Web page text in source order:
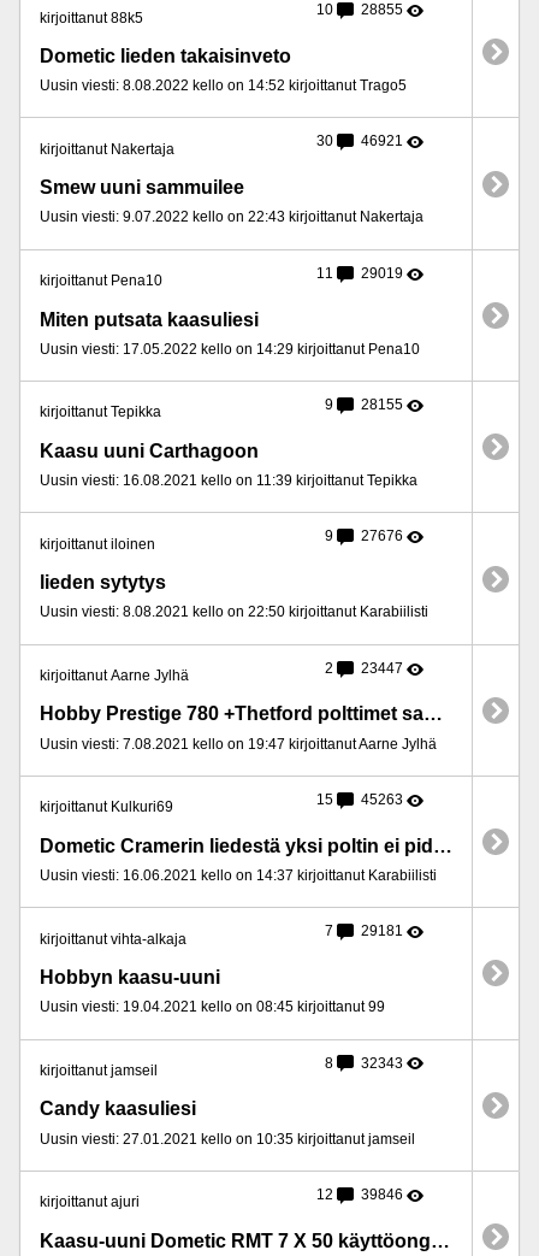
kirjoittanut 88k5 10 28855
Dometic lieden takaisinveto
Uusin viesti: 8.08.2022 kello on 14:52 kirjoittanut Trago5
kirjoittanut Nakertaja 30 46921
Smew uuni sammuilee
Uusin viesti: 9.07.2022 kello on 22:43 kirjoittanut Nakertaja
kirjoittanut Pena10 11 29019
Miten putsata kaasuliesi
Uusin viesti: 17.05.2022 kello on 14:29 kirjoittanut Pena10
kirjoittanut Tepikka 9 28155
Kaasu uuni Carthagoon
Uusin viesti: 16.08.2021 kello on 11:39 kirjoittanut Tepikka
kirjoittanut iloinen 9 27676
lieden sytytys
Uusin viesti: 8.08.2021 kello on 22:50 kirjoittanut Karabiilisti
kirjoittanut Aarne Jylhä 2 23447
Hobby Prestige 780 +Thetford polttimet savuttaa
Uusin viesti: 7.08.2021 kello on 19:47 kirjoittanut Aarne Jylhä
kirjoittanut Kulkuri69 15 45263
Dometic Cramerin liedestä yksi poltin ei pidä liekkiä yllä
Uusin viesti: 16.06.2021 kello on 14:37 kirjoittanut Karabiilisti
kirjoittanut vihta-alkaja 7 29181
Hobbyn kaasu-uuni
Uusin viesti: 19.04.2021 kello on 08:45 kirjoittanut 99
kirjoittanut jamseil 8 32343
Candy kaasuliesi
Uusin viesti: 27.01.2021 kello on 10:35 kirjoittanut jamseil
kirjoittanut ajuri 12 39846
Kaasu-uuni Dometic RMT 7 X 50 käyttöongelma